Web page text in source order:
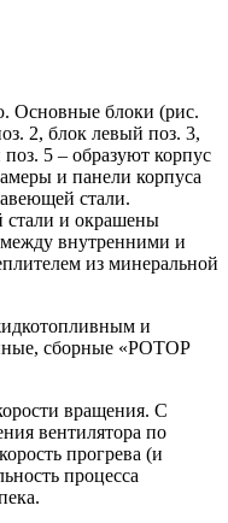
Основные блоки (рис.
2, блок левый поз. 3,
5 – образуют корпус
и панели корпуса
стали.
стали и окрашены
внутренними и
из минеральной
вращения. С
вентилятора по
прогрева (и
процесса